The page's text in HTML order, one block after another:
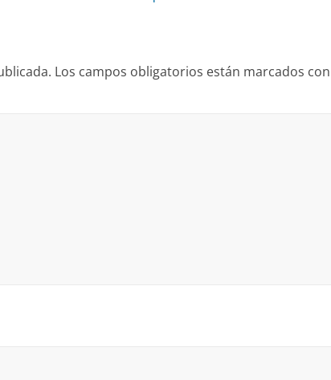
Los campos obligatorios están marcados con